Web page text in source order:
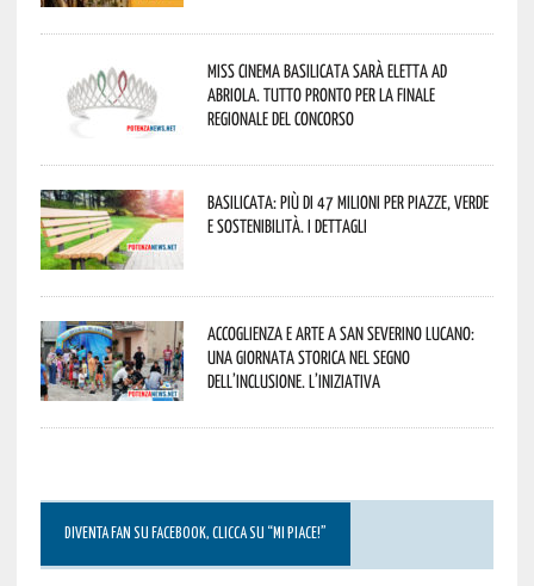
Miss Cinema Basilicata sarà eletta ad
Abriola. Tutto pronto per la finale
regionale del concorso
Basilicata: più di 47 milioni per piazze, verde
e sostenibilità. I dettagli
Accoglienza e arte a San Severino Lucano:
una giornata storica nel segno
dell’inclusione. L’iniziativa
DIVENTA FAN SU FACEBOOK, CLICCA SU “MI PIACE!”